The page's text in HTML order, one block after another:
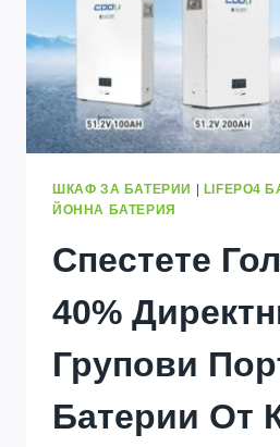
ШКАФ ЗА БАТЕРИИ | LIFEPO4
ЙОННА БАТЕРИЯ
Спестете
40%
Групови
Батерии От